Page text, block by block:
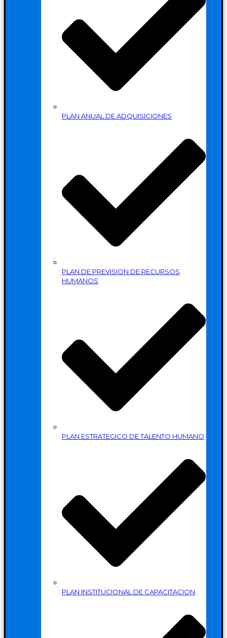
PLAN ANUAL DE ADQUISICIONES
PLAN DE PREVISION DE RECURSOS
HUMANOS
PLAN ESTRATEGICO DE TALENTO HUMANO
PLAN INSTITUCIONAL DE CAPACITACION